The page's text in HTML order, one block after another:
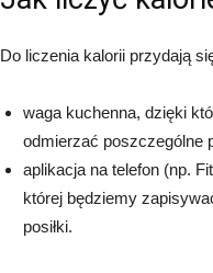
Do liczenia kalorii przydają
waga kuchenna, dzięki
odmierzać poszczególne
aplikacja na telefon (np.
której będziemy
posiłki.